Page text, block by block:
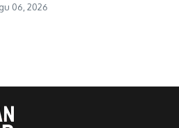
06, 2026